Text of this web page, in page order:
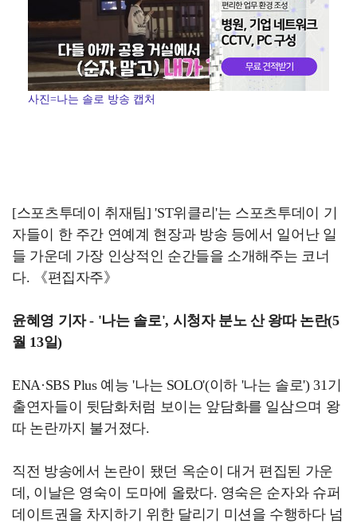
사진=나는 솔로 방송 캡처
[스포츠투데이 취재팀] 'ST위클리'는 스포츠투데이 기
자들이 한 주간 연예계 현장과 방송 등에서 일어난 일
들 가운데 가장 인상적인 순간들을 소개해주는 코너
다. 《편집자주》
윤혜영 기자 - '나는 솔로', 시청자 분노 산 왕따 논란(5
월 13일)
ENA·SBS Plus 예능 '나는 SOLO'(이하 '나는 솔로') 31기
출연자들이 뒷담화처럼 보이는 앞담화를 일삼으며 왕
따 논란까지 불거졌다.
직전 방송에서 논란이 됐던 옥순이 대거 편집된 가운
데, 이날은 영숙이 도마에 올랐다. 영숙은 순자와 슈퍼
데이트권을 차지하기 위한 달리기 미션을 수행하다 넘